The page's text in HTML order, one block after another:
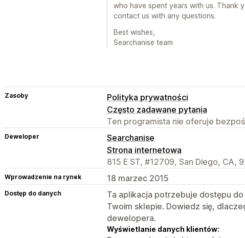
who have spent years with us. Thank
contact us with any questions.
Best wishes,
Searchanise team
Zasoby
Polityka prywatności
Często zadawane pytania
Ten programista nie oferuje
Deweloper
Searchanise
Strona internetowa
815 E ST, #12709, San Diego, CA,
Wprowadzenie na rynek 18 marzec 2015
Dostęp do danych
Ta aplikacja potrzebuje dostępu
Twoim sklepie. Dowiedz się,
dewelopera.
Wyświetlanie danych klientów: